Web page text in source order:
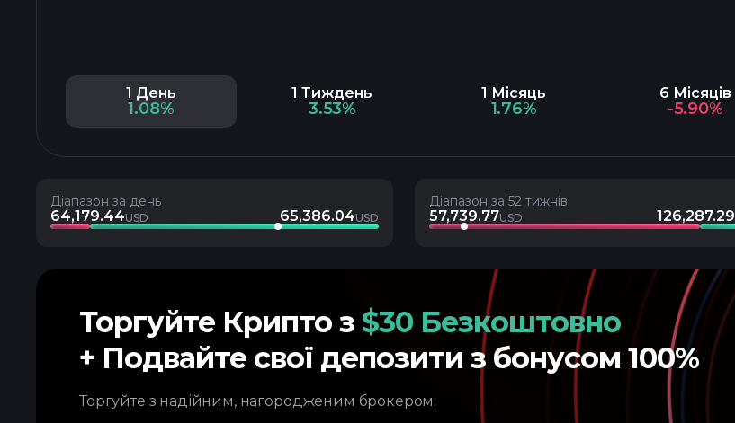
1 День
1.08%
1 Тиждень
3.53%
1 Місяць
1.76%
6 Місяців
-5.90%
Діапазон за день
64,179.44USD 65,386.04USD
Діапазон за 52 тижнів
57,739.77USD 126,287.29
Торгуйте Крипто з $30 Безкоштовно
+ Подвайте свої депозити з бонусом 100%
Торгуйте з надійним, нагородженим брокером.